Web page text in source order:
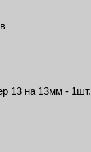
13 на 13мм - 1шт.